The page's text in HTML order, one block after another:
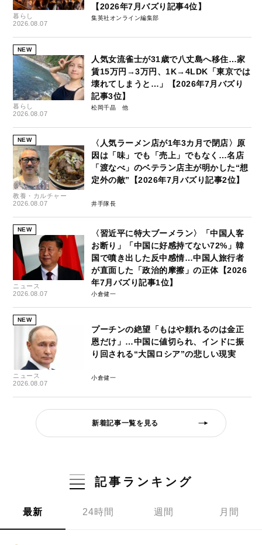
暮らし
2026.08.07
【2026年7月バズり記事4位】
集英社オンライン編集部
NEW
暮らし
2026.08.07
人気女流雀士が31歳で八丈島へ移住…家
賃15万円→3万円、1K→4LDK「東京では
壊れてしまうと…」【2026年7月バズり
記事3位】
松岡千晶
NEW
教養・カルチャー
2026.08.07
〈人気ラーメン店が1年3カ月で閉店〉原
因は「味」でも「売上」でもなく…名店
「渡なべ」のベテラン店主が明かした“想
定外の敵”【2026年7月バズり記事2位】
井手隊長
NEW
ニュース
2026.08.07
〈習近平に特大ブーメラン〉「中国人客
お断り」「中国に好感持てない72%」韓
国で噴き出した反中感情…中国人旅行者
が直面した「政治的摩擦」の正体【2026
年7月バズり記事1位】
小倉健一
NEW
ニュース
2026.08.07
プーチンの絶望「もはや頼れるのは金正
恩だけ」…中国に値切られ、インドに振
り回される“大国ロシア”の悲しい現実
小倉健一
新着記事一覧を見る
記事ランキング
最新 24時間 週間 月間